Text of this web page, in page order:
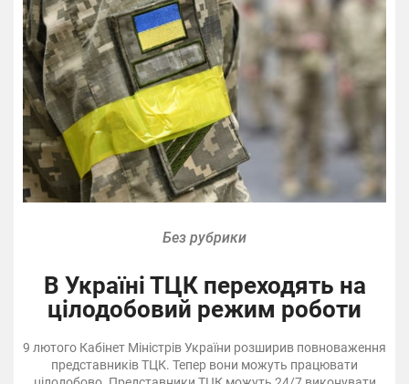
Без рубрики
В Україні ТЦК переходять на
цілодобовий режим роботи
9 лютого Кабінет Міністрів України розширив повноваження
представників ТЦК. Тепер вони можуть працювати